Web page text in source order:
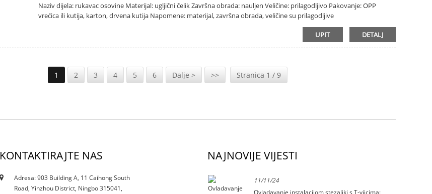
Naziv dijela: rukavac osovine Materijal: ugljični čelik Završna obrada: nauljen Veličine: prilagodljivo Pakovanje: OPP
vrećica ili kutija, karton, drvena kutija Napomene: materijal, završna obrada, veličine su prilagodljive
UPIT DETALJ
1 2 3 4 5 6 Dalje > >> Stranica 1 / 9
KONTAKTIRAJTE NAS
Adresa: 903 Building A, 11 Caihong South
Road, Yinzhou District, Ningbo 315041,
NAJNOVIJE VIJESTI
12/10/21
Da li trenutno smanjenje utiče na mrlje...
11/11/24
Ovladavanje instalacijom stezaljki s T-vijcima: